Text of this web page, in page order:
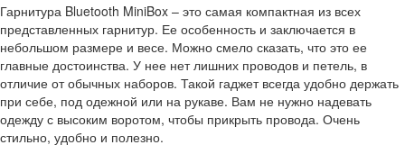
Гарнитура Bluetooth MiniBox – это самая компактная из всех
представленных гарнитур. Ее особенность и заключается в
небольшом размере и весе. Можно смело сказать, что это ее
главные достоинства. У нее нет лишних проводов и петель, в
отличие от обычных наборов. Такой гаджет всегда удобно держать
при себе, под одежной или на рукаве. Вам не нужно надевать
одежду с высоким воротом, чтобы прикрыть провода. Очень
стильно, удобно и полезно.